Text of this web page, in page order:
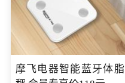
摩飞电器智能蓝牙体脂